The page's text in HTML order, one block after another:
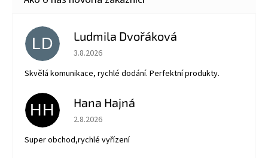
LD Ludmila Dvořáková
Hodnotenie obchodu je 5 z 5 hviezdičiek.
3.8.2026
Skvělá komunikace, rychlé dodání. Perfektní produkty.
HH Hana Hajná
Hodnotenie obchodu je 5 z 5 hviezdičiek.
2.8.2026
Super obchod,rychlé vyřízení